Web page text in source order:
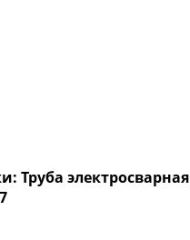
Труба электросварная